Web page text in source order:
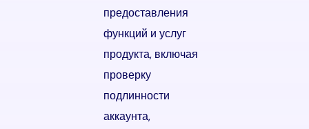
предоставления
функций и услуг
продукта, включая
проверку
подлинности
аккаунта,